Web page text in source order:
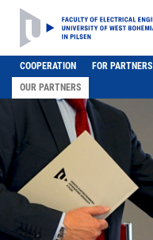
COOPERATION FOR PARTNERS
OUR PARTNERS